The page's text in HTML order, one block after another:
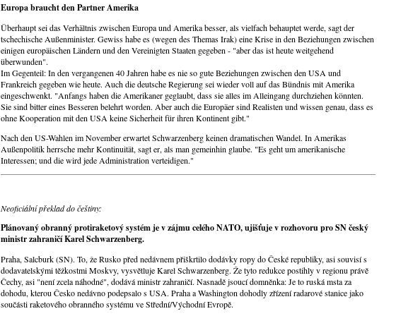
Europa braucht den Partner Amerika
Überhaupt sei das Verhältnis zwischen Europa und Amerika besser, als vielfach behauptet werde, sagt der
tschechische Außenminister. Gewiss habe es (wegen des Themas Irak) eine Krise in den Beziehungen zwischen
einigen europäischen Ländern und den Vereinigten Staaten gegeben - "aber das ist heute weitgehend
überwunden".
Im Gegenteil: In den vergangenen 40 Jahren habe es nie so gute Beziehungen zwischen den USA und
Frankreich gegeben wie heute. Auch die deutsche Regierung sei wieder voll auf das Bündnis mit Amerika
eingeschwenkt. "Anfangs haben die Amerikaner geglaubt, dass sie alles im Alleingang durchziehen könnten.
Sie sind bitter eines Besseren belehrt worden. Aber auch die Europäer sind Realisten und wissen genau, dass es
ohne Kooperation mit den USA keine Sicherheit für ihren Kontinent gibt."
Nach den US-Wahlen im November erwartet Schwarzenberg keinen dramatischen Wandel. In Amerikas
Außenpolitik herrsche mehr Kontinuität, sagt er, als man gemeinhin glaube. "Es geht um amerikanische
Interessen; und die wird jede Administration verteidigen."
Neoficiální překlad do češtiny:
Plánovaný obranný protiraketový systém je v zájmu celého NATO, ujišťuje v rozhovoru pro SN český
ministr zahraničí Karel Schwarzenberg.
Praha, Salcburk (SN). To, že Rusko před nedávnem přiškrtilo dodávky ropy do České republiky, asi souvisí s
dodavatelskými těžkostmi Moskvy, vysvětluje Karel Schwarzenberg. Že tyto redukce postihly v regionu právě
Čechy, asi "není zcela náhodné", dodává ministr zahraničí. Nasnadě jsoucí domněnka: Je to ruská msta za
dohodu, kterou Česko nedávno podepsalo s USA. Praha a Washington dohodly zřízení radarové stanice jako
součásti raketového obranného systému ve Střední/Východní Evropě.